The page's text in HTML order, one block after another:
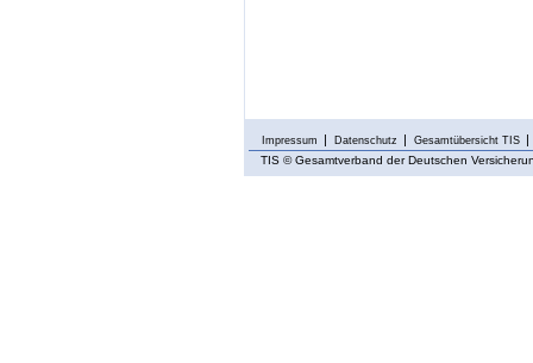
Impressum Datenschutz Gesamtübersicht TIS
TIS © Gesamtverband der Deutschen